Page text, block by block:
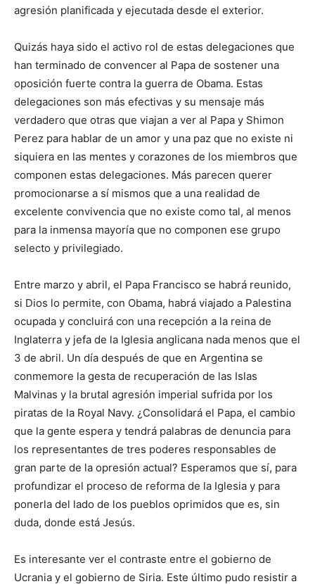
agresión planificada y ejecutada desde el exterior.
Quizás haya sido el activo rol de estas delegaciones que
han terminado de convencer al Papa de sostener una
oposición fuerte contra la guerra de Obama. Estas
delegaciones son más efectivas y su mensaje más
verdadero que otras que viajan a ver al Papa y Shimon
Perez para hablar de un amor y una paz que no existe ni
siquiera en las mentes y corazones de los miembros que
componen estas delegaciones. Más parecen querer
promocionarse a sí mismos que a una realidad de
excelente convivencia que no existe como tal, al menos
para la inmensa mayoría que no componen ese grupo
selecto y privilegiado.
Entre marzo y abril, el Papa Francisco se habrá reunido,
si Dios lo permite, con Obama, habrá viajado a Palestina
ocupada y concluirá con una recepción a la reina de
Inglaterra y jefa de la Iglesia anglicana nada menos que el
3 de abril. Un día después de que en Argentina se
conmemore la gesta de recuperación de las Islas
Malvinas y la brutal agresión imperial sufrida por los
piratas de la Royal Navy. ¿Consolidará el Papa, el cambio
que la gente espera y tendrá palabras de denuncia para
los representantes de tres poderes responsables de
gran parte de la opresión actual? Esperamos que sí, para
profundizar el proceso de reforma de la Iglesia y para
ponerla del lado de los pueblos oprimidos que es, sin
duda, donde está Jesús.
Es interesante ver el contraste entre el gobierno de
Ucrania y el gobierno de Siria. Este último pudo resistir a